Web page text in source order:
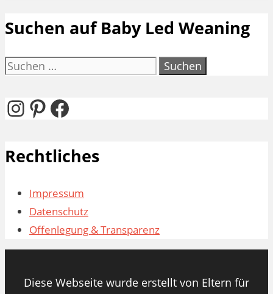
Suchen auf Baby Led Weaning
Suchen
Instagram
Pinterest
Facebook
Rechtliches
Impressum
Datenschutz
Offenlegung & Transparenz
Diese Webseite wurde erstellt von Eltern für